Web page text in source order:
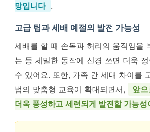
망입니다 .
고급 팁과 세배 예절의 발전 가능성
세배를 할 때 손목과 허리의 움직임을
는 등 세밀한 동작에 신경 쓰면 더욱
수 있어요. 또한, 가족 간 세대 차이를
법의 맞춤형 교육이 확대되면서,
앞
더욱 풍성하고 세련되게 발전할 가능성